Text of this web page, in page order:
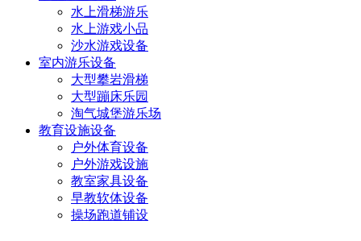
水上滑梯游乐
水上游戏小品
沙水游戏设备
室内游乐设备
大型攀岩滑梯
大型蹦床乐园
淘气城堡游乐场
教育设施设备
户外体育设备
户外游戏设施
教室家具设备
早教软体设备
操场跑道铺设